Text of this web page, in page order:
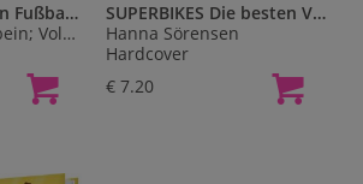
Die spannendsten Fußballgeschichten
Christian Loeffelbein; Volkmar Röhrig
SUPERBIKES Die besten Vorlesegeschichten
Hanna Sörensen
Hardcover
€ 7.20